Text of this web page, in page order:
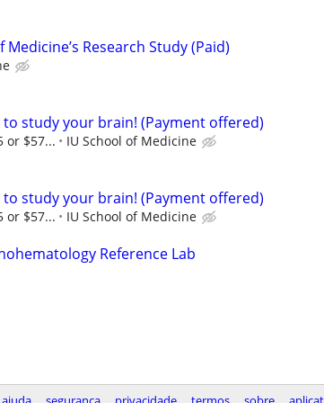
Research Study (Paid)
study your brain! (Payment offered)
or $57... IU School of Medicine
study your brain! (Payment offered)
or $57... IU School of Medicine
Reference Lab